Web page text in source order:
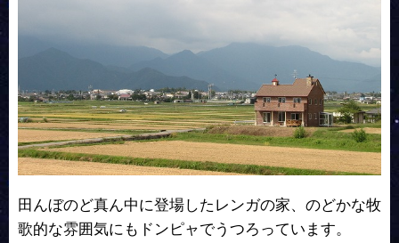
田んぼのど真ん中に登場したレンガの家、のどかな牧
歌的な雰囲気にもドンピャでうつろっています。